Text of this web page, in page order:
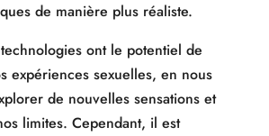
de manière plus réaliste.
ont le potentiel de
expériences sexuelles, en nous
de nouvelles sensations et
limites. Cependant, il est